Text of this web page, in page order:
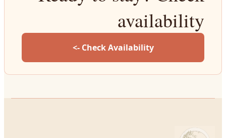
availability
Check Availability ->